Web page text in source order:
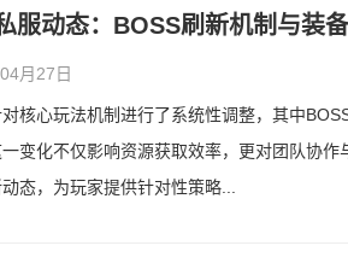
服动态：BOSS刷新机制与装
月27日
核心玩法机制进行了系统性调整，其中
变化不仅影响资源获取效率，更对团队协作
态，为玩家提供针对性策略...